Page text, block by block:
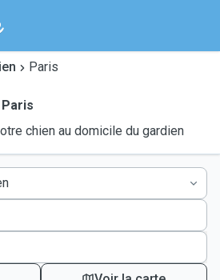
Paris
Paris
chien au domicile du gardien